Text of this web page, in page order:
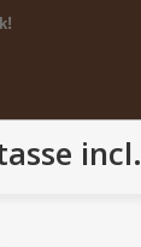
incl.